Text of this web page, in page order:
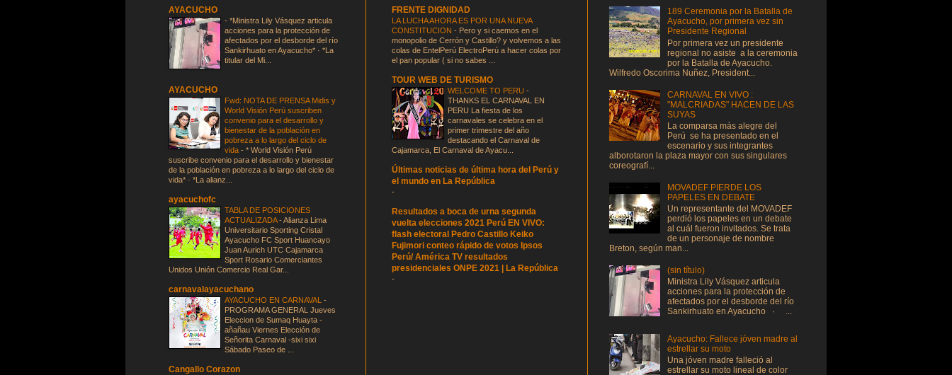
AYACUCHO
- *Ministra Lily Vásquez articula
acciones para la protección de
afectados por el desborde del río
Sankirhuato en Ayacucho* · *La
titular del Mi...
AYACUCHO
Fwd: NOTA DE PRENSA Midis y
World Visión Perú suscriben
convenio para el desarrollo y
bienestar de la población en
pobreza a lo largo del ciclo de
vida - * World Visión Perú
suscribe convenio para el desarrollo y bienestar
de la población en pobreza a lo largo del ciclo de
vida* · *La alianz...
ayacuchofc
TABLA DE POSICIONES
ACTUALIZADA-Alianza Lima
Universitario Sporting Cristal
Ayacucho FC Sport Huancayo
Juan Aurich UTC Cajamarca
Sport Rosario Comerciantes
Unidos Unión Comercio Real Gar...
carnavalayacuchano
AYACUCHO EN CARNAVAL -
PROGRAMA GENERAL Jueves
Eleccion de Sumaq Huayta -
añañau Viernes Elección de
Señorita Carnaval -sixi sixi
Sábado Paseo de ...
Cangallo Corazon
FRENTE DIGNIDAD
LA LUCHA AHORA ES POR UNA NUEVA
CONSTITUCION - Pero y si caemos en el
monopolio de Cerrón y Castillo? y volvemos a las
colas de EntelPerú ElectroPerú a hacer colas por
el pan popular ( si no sabes ...
TOUR WEB DE TURISMO
WELCOME TO PERU -
THANKS EL CARNAVAL EN
PERU La fiesta de los
carnavales se celebra en el
primer trimestre del año
destacando el Carnaval de
Cajamarca, El Carnaval de Ayacu...
Últimas noticias de última hora del Perú y
el mundo en La República
-
Resultados a boca de urna segunda
vuelta elecciones 2021 Perú EN VIVO:
flash electoral Pedro Castillo Keiko
Fujimori conteo rápido de votos Ipsos
Perú/ América TV resultados
presidenciales ONPE 2021 | La República
-
189 Ceremonia por la Batalla de
Ayacucho, por primera vez sin
Presidente Regional
Por primera vez un presidente
regional no asiste a la ceremonia
por la Batalla de Ayacucho.
Wilfredo Oscorima Nuñez, President...
CARNAVAL EN VIVO :
"MALCRIADAS" HACEN DE LAS
SUYAS
La comparsa más alegre del
Perú se ha presentado en el
escenario y sus integrantes
alborotaron la plaza mayor con sus singulares
coreografí...
MOVADEF PIERDE LOS
PAPELES EN DEBATE
Un representante del MOVADEF
perdió los papeles en un debate
al cuál fueron invitados. Se trata
de un personaje de nombre
Breton, según man...
(sin título)
Ministra Lily Vásquez articula
acciones para la protección de
afectados por el desborde del río
Sankirhuato en Ayacucho · ...
Ayacucho: Fallece jóven madre al
estrellar su moto
Una jóven madre falleció al
estrellar su moto lineal de color